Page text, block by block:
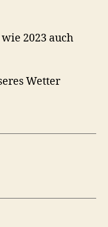
2023 auch
Wetter